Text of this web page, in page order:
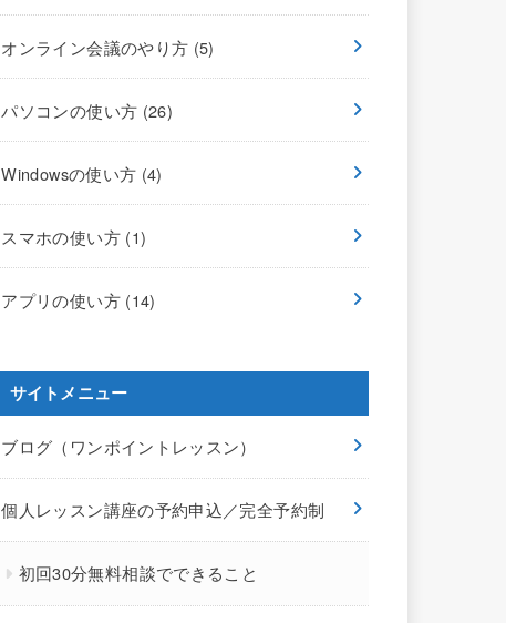
オンライン会議のやり方 (5)
パソコンの使い方 (26)
Windowsの使い方 (4)
スマホの使い方 (1)
アプリの使い方 (14)
サイトメニュー
ブログ（ワンポイントレッスン）
個人レッスン講座の予約申込／完全予約制
初回30分無料相談でできること